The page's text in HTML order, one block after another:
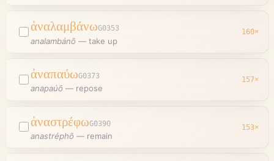
ἀναλαμβάνωG0353
analambánō — take up
160×
ἀναπαύωG0373
anapaúō — repose
157×
ἀναστρέφωG0390
anastréphō — remain
153×